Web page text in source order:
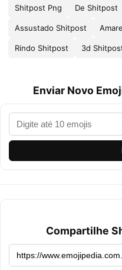
Shitpost Png De Shitpost
Assustado Shitpost
Rindo Shitpost 3d
Enviar Novo
Compartilhe